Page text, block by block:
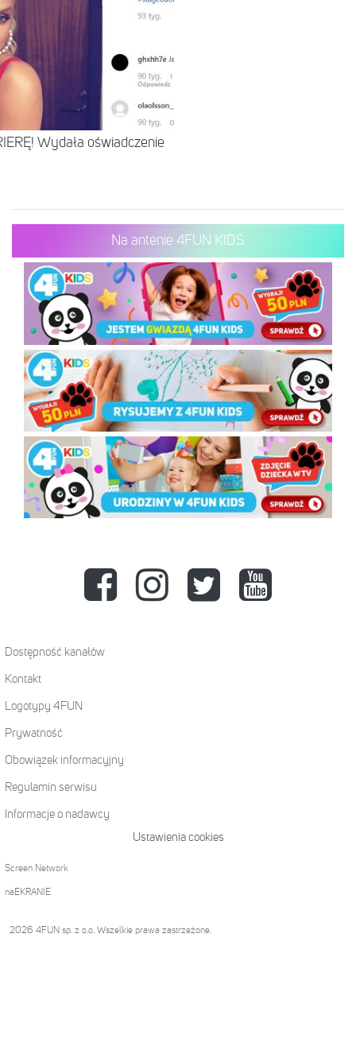
Wydała oświadczenie
Na antenie 4FUN KIDS
Dostępność kanałów
Kontakt
Logotypy 4FUN
Prywatność
Obowiązek informacyjny
Regulamin serwisu
Informacje o nadawcy
Ustawienia cookies
Screen Network
naEKRANIE
2026 4FUN sp. z o.o. Wszelkie prawa zastrzeżone.